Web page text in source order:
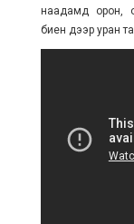
наадамд орон,
биен дээр уран